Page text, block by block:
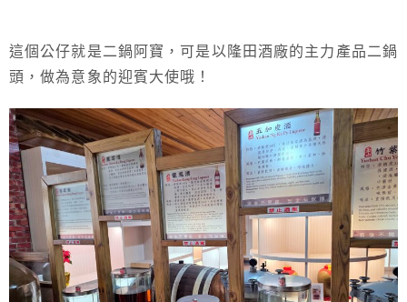
這個公仔就是二鍋阿寶，可是以隆田酒廠的主力產品二鍋
頭，做為意象的迎賓大使哦！